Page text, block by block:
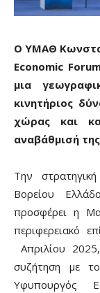
Ο ΥΜΑΘ
Economic
μια
κινητήριος
χώρας και
αναβάθμισή
Την
Βορείου
προσφέρει η
περιφερειακό
Απριλίου
συζήτηση με
Υφυπουργός